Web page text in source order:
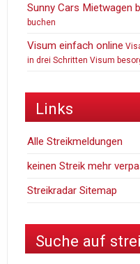
Sunny Cars Mietwagen
buchen
Visum einfach online
in drei Schritten Visum
Links
Alle Streikmeldungen
keinen Streik mehr
Streikradar Sitemap
Suche auf